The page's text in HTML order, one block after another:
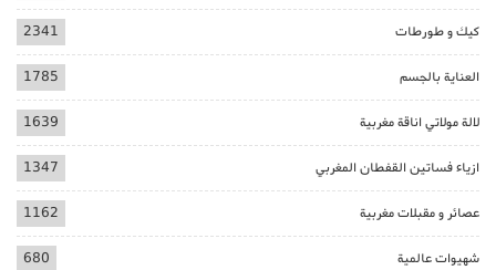
كيك و طورطات 2341
العناية بالجسم 1785
لالة مولاتي اناقة مغربية 1639
ازياء فساتين القفطان المغربي 1347
عصائر و مقبلات مغربية 1162
شهيوات عالمية 680